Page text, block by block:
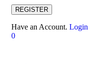
REGISTER
Have an Account. Login
0